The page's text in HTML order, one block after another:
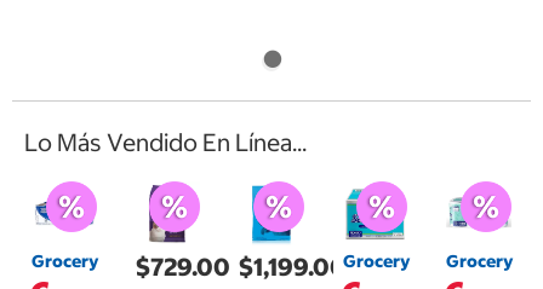
Lo Más Vendido En Línea...
Grocery $729.00 $1,199.00Grocery Grocery